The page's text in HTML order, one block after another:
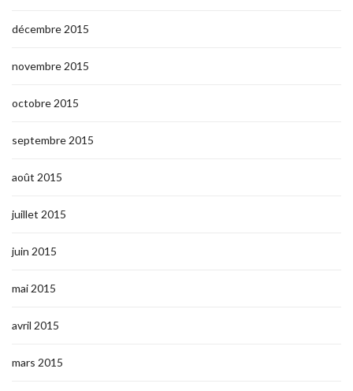
décembre 2015
novembre 2015
octobre 2015
septembre 2015
août 2015
juillet 2015
juin 2015
mai 2015
avril 2015
mars 2015